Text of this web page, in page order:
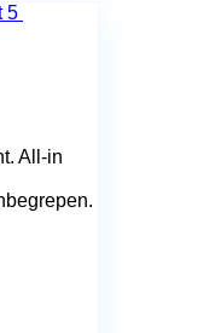
5
All-in